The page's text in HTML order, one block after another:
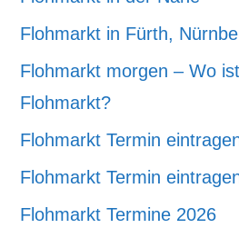
Flohmarkt in Fürth,
Flohmarkt morgen – Wo
Flohmarkt?
Flohmarkt Termin
Flohmarkt Termin
Flohmarkt Termine 2026